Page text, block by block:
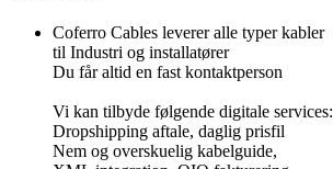
Coferro Cables leverer alle typer kabler
til Industri og installatører
Du får altid en fast kontaktperson
Vi kan tilbyde følgende digitale services:
Dropshipping aftale, daglig prisfil
Nem og overskuelig kabelguide,